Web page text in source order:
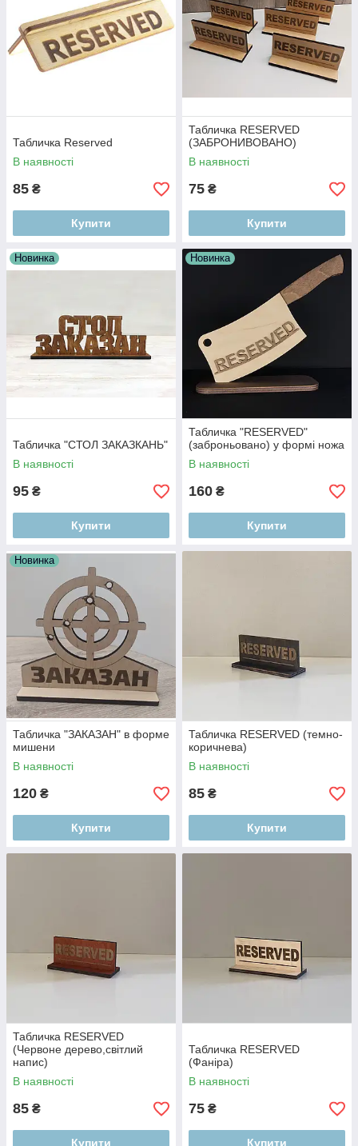
Табличка Reserved
В наявності
85 ₴
Купити
Табличка RESERVED
(ЗАБРОНИВОВАНО)
В наявності
75 ₴
Купити
Новинка
Табличка "СТОЛ ЗАКАЗКАНЬ"
В наявності
95 ₴
Купити
Новинка
Табличка "RESERVED"
(заброньовано) у формі ножа
В наявності
160 ₴
Купити
Новинка
Табличка "ЗАКАЗАН" в форме
мишени
В наявності
120 ₴
Купити
Табличка RESERVED (темно-
коричнева)
В наявності
85 ₴
Купити
Табличка RESERVED
(Червоне дерево,світлий
напис)
В наявності
85 ₴
Купити
Табличка RESERVED
(Фаніра)
В наявності
75 ₴
Купити